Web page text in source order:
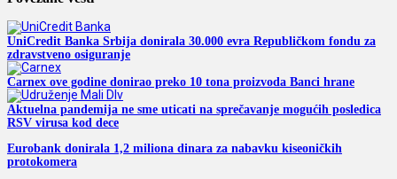
UniCredit Banka Srbija donirala 30.000 evra Republičkom fondu za
zdravstveno osiguranje
Carnex ove godine donirao preko 10 tona proizvoda Banci hrane
Aktuelna pandemija ne sme uticati na sprečavanje mogućih posledica
RSV virusa kod dece
Eurobank donirala 1,2 miliona dinara za nabavku kiseoničkih
protokomera